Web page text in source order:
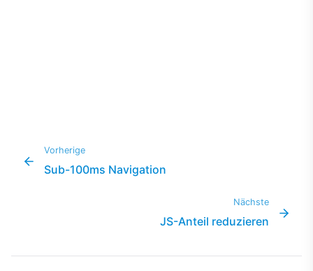
Vorherige
Sub-100ms Navigation
Nächste
JS-Anteil reduzieren